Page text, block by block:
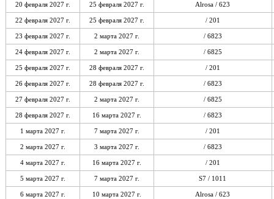
20 февраля 2027 г. 25 февраля 2027 г. Alrosa / 623
22 февраля 2027 г. 25 февраля 2027 г. / 201
23 февраля 2027 г. 2 марта 2027 г. / 6823
24 февраля 2027 г. 2 марта 2027 г. / 6825
25 февраля 2027 г. 28 февраля 2027 г. / 201
26 февраля 2027 г. 28 февраля 2027 г. / 6823
27 февраля 2027 г. 2 марта 2027 г. / 6825
28 февраля 2027 г. 16 марта 2027 г. / 6823
1 марта 2027 г. 7 марта 2027 г. / 201
2 марта 2027 г. 3 марта 2027 г. / 6823
4 марта 2027 г. 16 марта 2027 г. / 201
5 марта 2027 г. 7 марта 2027 г. S7 / 1011
6 марта 2027 г. 10 марта 2027 г. Alrosa / 623